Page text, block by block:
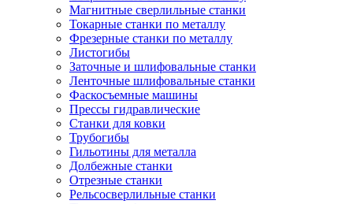
Магнитные сверлильные станки
Токарные станки по металлу
Фрезерные станки по металлу
Листогибы
Заточные и шлифовальные станки
Ленточные шлифовальные станки
Фаскосъемные машины
Прессы гидравлические
Станки для ковки
Трубогибы
Гильотины для металла
Долбежные станки
Отрезные станки
Рельсосверлильные станки